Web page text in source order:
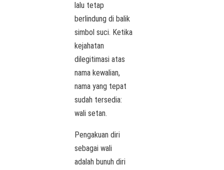
lalu tetap
berlindung di balik
simbol suci. Ketika
kejahatan
dilegitimasi atas
nama kewalian,
nama yang tepat
sudah tersedia:
wali setan.
Pengakuan diri
sebagai wali
adalah bunuh diri